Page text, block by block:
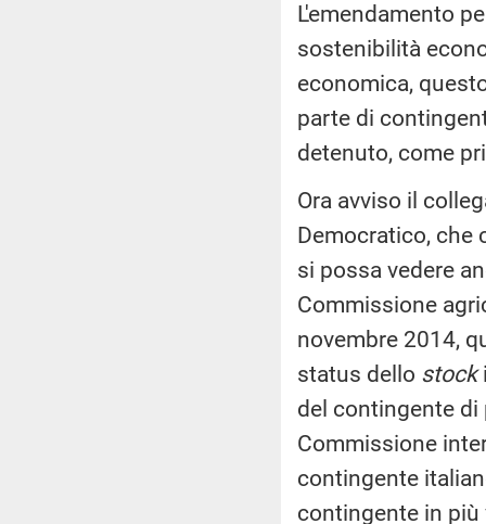
L'emendamento
sostenibilità
economica,
parte di
detenuto, come
Ora avviso il
Democratico, che
si possa vedere
Commissione
novembre 2014,
status dello stock
del contingente di
Commissione
contingente
contingente in più